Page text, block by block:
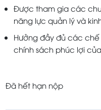
Được tham gia các
năng lực quản lý và
Hưởng đầy đủ các chế
chính sách phúc lợi
Đã hết hạn nộp